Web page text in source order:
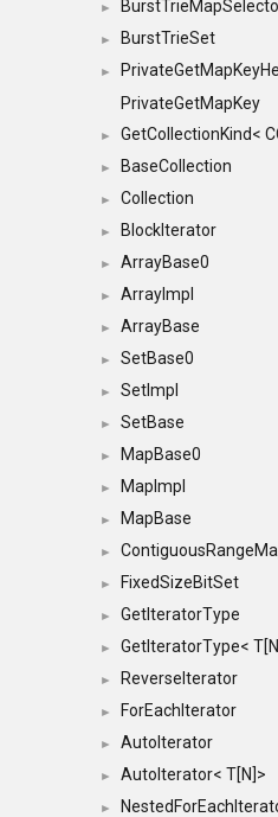
►
► BurstTrieSet
►
PrivateGetMapKey
► GetCollectionKind<
► BaseCollection
► Collection
► BlockIterator
► ArrayBase0
► ArrayImpl
► ArrayBase
► SetBase0
► SetImpl
► SetBase
► MapBase0
► MapImpl
► MapBase
►
► FixedSizeBitSet
► GetIteratorType
► GetIteratorType<
► ReverseIterator
► ForEachIterator
► AutoIterator
► AutoIterator< T[N]>
►